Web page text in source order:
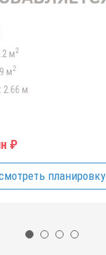
м2
м2
2.66 м
₽
планировку